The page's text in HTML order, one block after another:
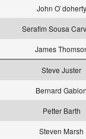
John O`doherty
Serafim Sousa
James
Steve Juster
Bernard
Petter Barth
Steven Marsh